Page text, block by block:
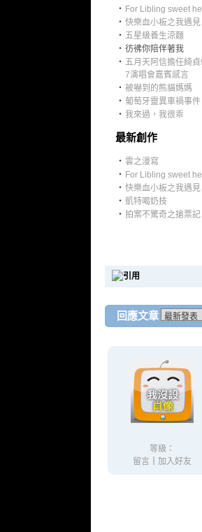
‧ For Libling sweet
‧ 快樂血小板之我遇見
‧ 五星級養生涼麵
‧ 彷彿你陪伴著我
‧ 五月天阿信擔任綺
7演唱會嘉賓感言
‧ 被嚇到的熊貓媽媽
‧ 葡萄牙靈異車禍事件
‧ 我來過，我很乖
最新創作
‧ 雲之漫寫
‧ For Libling sweet
‧ 快樂血小板之我遇見
‧ 凱特喝奶技
‧ 拍案不驚奇之搶票記
回應文章
等級：
留言｜ 加入好友